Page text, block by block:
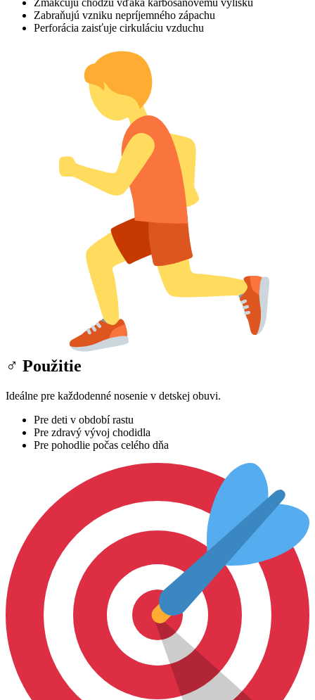
Zmäkčujú chôdzu vďaka karbosanovému výlisku
Zabraňujú vzniku nepríjemného zápachu
Perforácia zaisťuje cirkuláciu vzduchu
‍♂ Použitie
Ideálne pre každodenné nosenie v detskej obuvi.
Pre deti v období rastu
Pre zdravý vývoj chodidla
Pre pohodlie počas celého dňa